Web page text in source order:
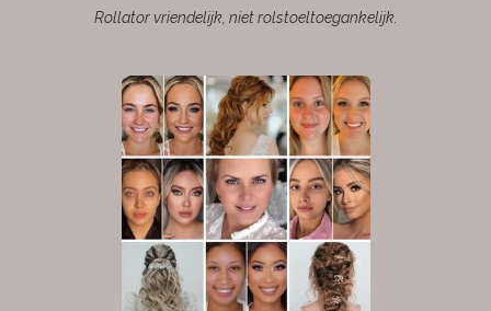
Rollator vriendelijk, niet rolstoeltoegankelijk.